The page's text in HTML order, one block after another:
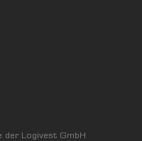
der Logivest GmbH